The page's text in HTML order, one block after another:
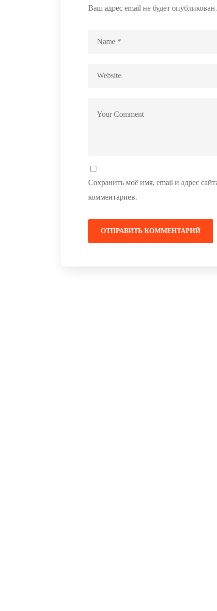
Ваш адрес email не будет опубликован.
Сохранить моё имя, email и адрес
комментариев.